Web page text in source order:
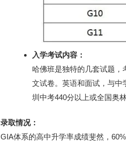
入学考试内容：
哈佛班是独特的几套试题，
文试卷。英语和面试，与中
圳中考440分以上或全国奥
录取情况：
GIA体系的高中升学率成绩斐然，